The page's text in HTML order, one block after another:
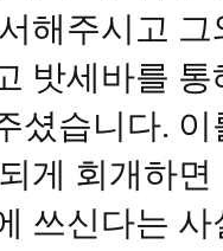
해주시고
밧세바를
셨습니다.
게 회개하
쓰신다는